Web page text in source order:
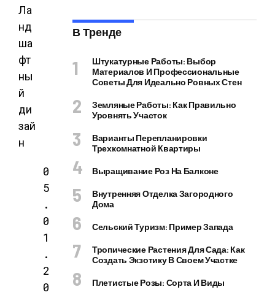
Ла
нд
ша
фт
ны
й
ди
зай
н
0
5
.
0
1
.
2
0
В Тренде
Штукатурные Работы: Выбор
Материалов И Профессиональные
Советы Для Идеально Ровных Стен
Земляные Работы: Как Правильно
Уровнять Участок
Варианты Перепланировки
Трехкомнатной Квартиры
Выращивание Роз На Балконе
Внутренняя Отделка Загородного
Дома
Сельский Туризм: Пример Запада
Тропические Растения Для Сада: Как
Создать Экзотику В Своем Участке
Плетистые Розы: Сорта И Виды